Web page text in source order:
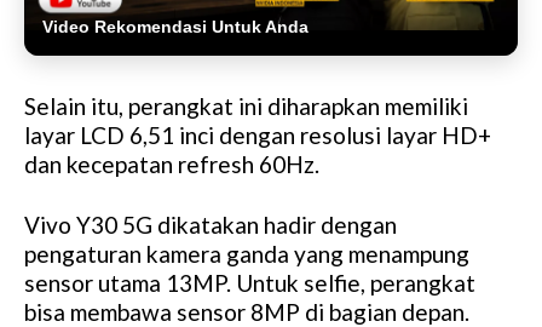
Video Rekomendasi Untuk Anda
Selain itu, perangkat ini diharapkan memiliki
layar LCD 6,51 inci dengan resolusi layar HD+
dan kecepatan refresh 60Hz.
Vivo Y30 5G dikatakan hadir dengan
pengaturan kamera ganda yang menampung
sensor utama 13MP. Untuk selfie, perangkat
bisa membawa sensor 8MP di bagian depan.